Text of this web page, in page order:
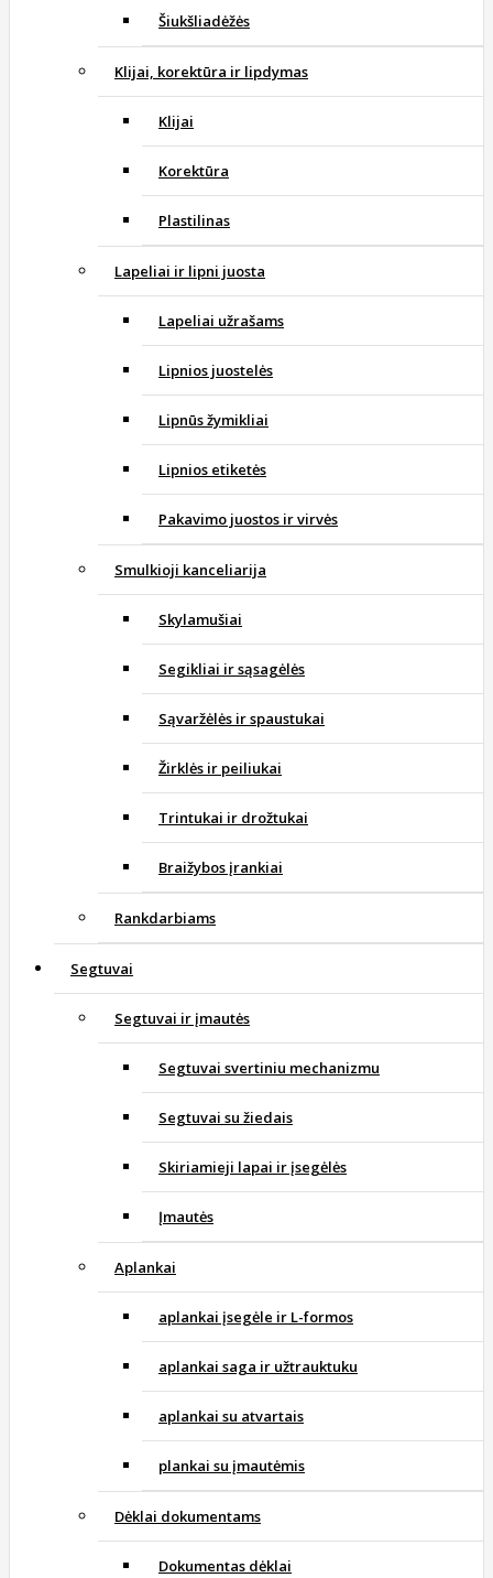
Šiukšliadėžės
Klijai, korektūra ir lipdymas
Klijai
Korektūra
Plastilinas
Lapeliai ir lipni juosta
Lapeliai užrašams
Lipnios juostelės
Lipnūs žymikliai
Lipnios etiketės
Pakavimo juostos ir virvės
Smulkioji kanceliarija
Skylamušiai
Segikliai ir sąsagėlės
Sąvaržėlės ir spaustukai
Žirklės ir peiliukai
Trintukai ir drožtukai
Braižybos įrankiai
Rankdarbiams
Segtuvai
Segtuvai ir įmautės
Segtuvai svertiniu mechanizmu
Segtuvai su žiedais
Skiriamieji lapai ir įsegėlės
Įmautės
Aplankai
aplankai įsegėle ir L-formos
aplankai saga ir užtrauktuku
aplankai su atvartais
plankai su įmautėmis
Dėklai dokumentams
Dokumentas dėklai